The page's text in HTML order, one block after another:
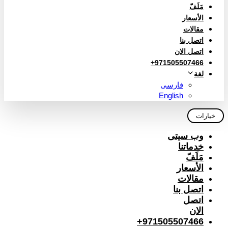
مَلَفّ
الأسعار
مقالات
اتصل بنا
اتصل الان
971505507466+
لغة
فارسی
English
خيارات
وب سیتی
خدماتنا
مَلَفّ
الأسعار
مقالات
اتصل بنا
اتصل
الان
971505507466+